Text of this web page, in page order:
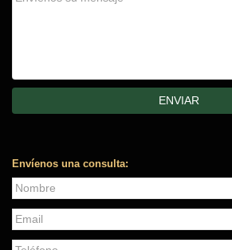
Envíenos una consulta: